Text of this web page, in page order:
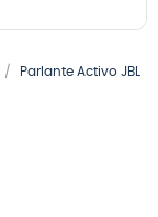
Parlante Activo JBL